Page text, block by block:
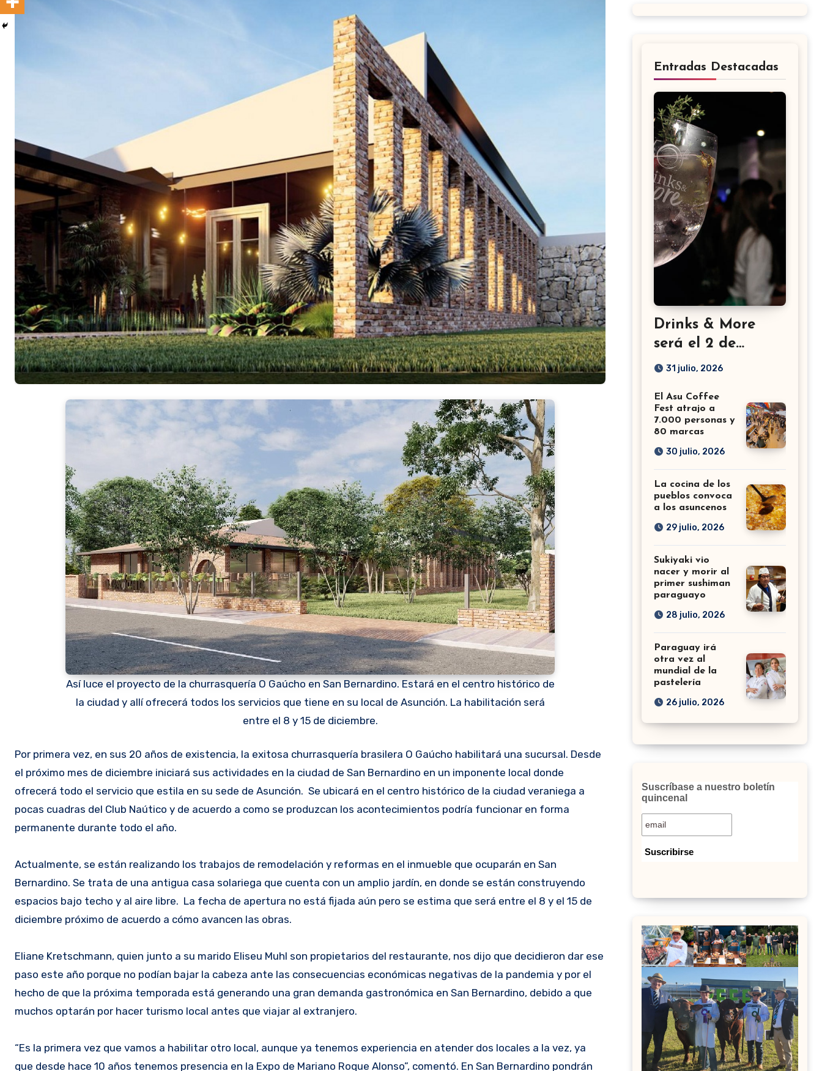
Así luce el proyecto de la churrasquería O Gaúcho en San Bernardino. Estará en el centro histórico de
la ciudad y allí ofrecerá todos los servicios que tiene en su local de Asunción. La habilitación será
entre el 8 y 15 de diciembre.
Por primera vez, en sus 20 años de existencia, la exitosa churrasquería brasilera O Gaúcho habilitará una sucursal. Desde
el próximo mes de diciembre iniciará sus actividades en la ciudad de San Bernardino en un imponente local donde
ofrecerá todo el servicio que estila en su sede de Asunción. Se ubicará en el centro histórico de la ciudad veraniega a
pocas cuadras del Club Naútico y de acuerdo a como se produzcan los acontecimientos podría funcionar en forma
permanente durante todo el año.
Actualmente, se están realizando los trabajos de remodelación y reformas en el inmueble que ocuparán en San
Bernardino. Se trata de una antigua casa solariega que cuenta con un amplio jardín, en donde se están construyendo
espacios bajo techo y al aire libre. La fecha de apertura no está fijada aún pero se estima que será entre el 8 y el 15 de
diciembre próximo de acuerdo a cómo avancen las obras.
Eliane Kretschmann, quien junto a su marido Eliseu Muhl son propietarios del restaurante, nos dijo que decidieron dar ese
paso este año porque no podían bajar la cabeza ante las consecuencias económicas negativas de la pandemia y por el
hecho de que la próxima temporada está generando una gran demanda gastronómica en San Bernardino, debido a que
muchos optarán por hacer turismo local antes que viajar al extranjero.
“Es la primera vez que vamos a habilitar otro local, aunque ya tenemos experiencia en atender dos locales a la vez, ya
que desde hace 10 años tenemos presencia en la Expo de Mariano Roque Alonso”, comentó. En San Bernardino pondrán
Entradas Destacadas
Drinks & More
será el 2 de
setiembre en el
31 julio, 2026
El Asu Coffee
Fest atrajo a
7.000 personas y
80 marcas
30 julio, 2026
La cocina de los
pueblos convoca
a los asuncenos
29 julio, 2026
Sukiyaki vio
nacer y morir al
primer sushiman
paraguayo
28 julio, 2026
Paraguay irá
otra vez al
mundial de la
pastelería
26 julio, 2026
Suscríbase a nuestro boletín
quincenal